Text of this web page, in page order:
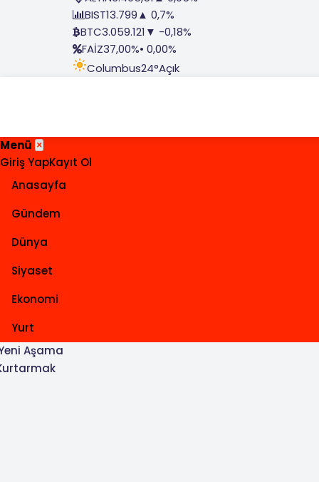
BIST13.799▲ 0,7%
BTC3.059.121 ▼ -0,18%
FAİZ37,00%• 0,00%
Columbus24°Açık
Menü ×
Giriş YapKayıt Ol
Anasayfa
Gündem
Dünya
Siyaset
Ekonomi
Yurt
Aşama